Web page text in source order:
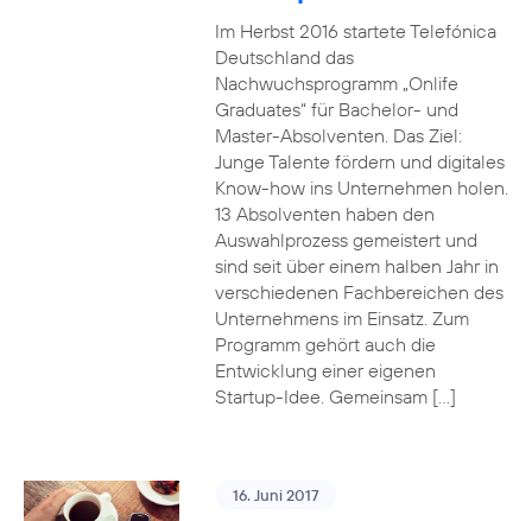
Im Herbst 2016 startete Telefónica
Deutschland das
Nachwuchsprogramm „Onlife
Graduates“ für Bachelor- und
Master-Absolventen. Das Ziel:
Junge Talente fördern und digitales
Know-how ins Unternehmen holen.
13 Absolventen haben den
Auswahlprozess gemeistert und
sind seit über einem halben Jahr in
verschiedenen Fachbereichen des
Unternehmens im Einsatz. Zum
Programm gehört auch die
Entwicklung einer eigenen
Startup-Idee. Gemeinsam […]
16. Juni 2017